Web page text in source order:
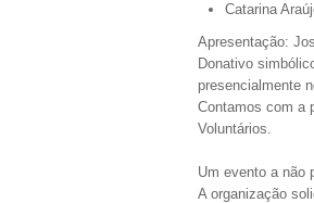
Catarina
Apresentação:
Donativo
presencialmente
Contamos com a
Voluntários.
Um evento a não
A organização